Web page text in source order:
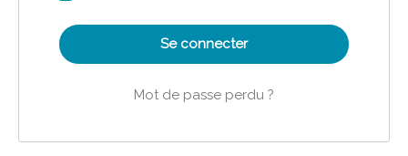
Se connecter
Mot de passe perdu ?